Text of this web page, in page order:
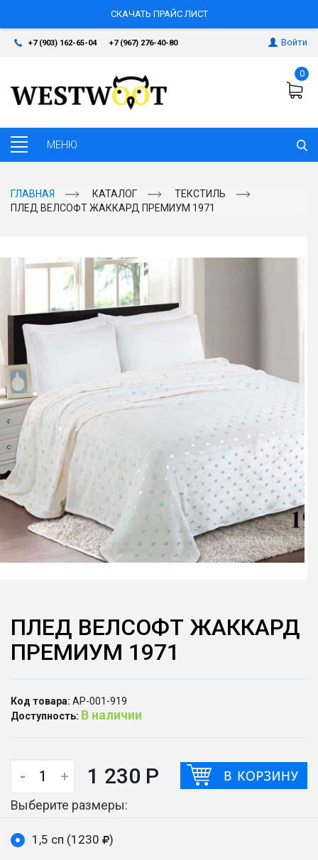
СКАЧАТЬ ПРАЙС ЛИСТ
+7 (903) 162-65-04 +7 (967) 276-40-80 Войти
0
ГЛАВНАЯ КАТАЛОГ
ТЕКСТИЛЬ
ПЛЕД ВЕЛСОФТ ЖАККАРД ПРЕМИУМ 1971
ПЛЕД ВЕЛСОФТ ЖАККАРД
ПРЕМИУМ 1971
Код товара: АР-001-919
Доступность: В наличии
- + 1 230 Р
Выберите размеры:
1,5 сп (1230 )